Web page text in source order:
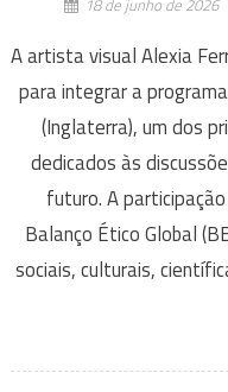
18 de junho de 2026
A artista visual Alexia
para integrar a
(Inglaterra), um dos
dedicados às
futuro. A
Balanço Ético Global
sociais, culturais,